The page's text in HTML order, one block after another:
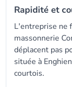
Rapidité et
L'entreprise ne
massonnerie
déplacent pas
située à
courtois.